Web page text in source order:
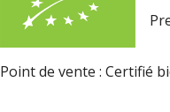
Point de vente : Certifié